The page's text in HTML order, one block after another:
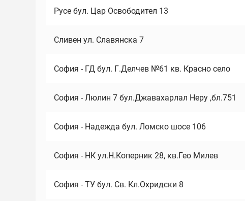
Русе бул. Цар Освободител 13
Сливен ул. Славянска 7
София - ГД бул. Г.Делчев №61 кв. Красно село
София - Люлин 7 бул.Джавахарлал Неру ,бл.751
София - Надежда бул. Ломско шосе 106
София - НК ул.Н.Коперник 28, кв.Гео Милев
София - ТУ бул. Св. Кл.Охридски 8